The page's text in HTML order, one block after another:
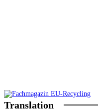
Translation